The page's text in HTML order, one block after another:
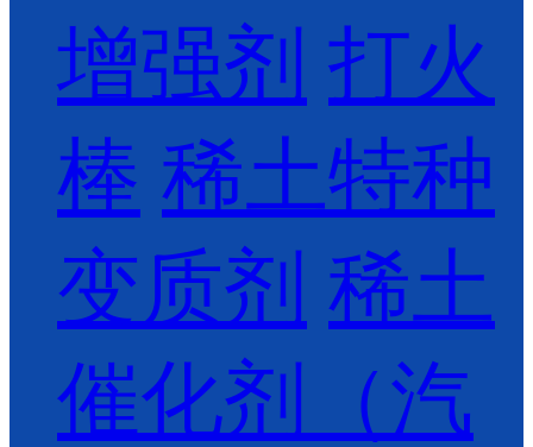
增强剂 打火
棒 稀土特种
变质剂 稀土
催化剂（汽